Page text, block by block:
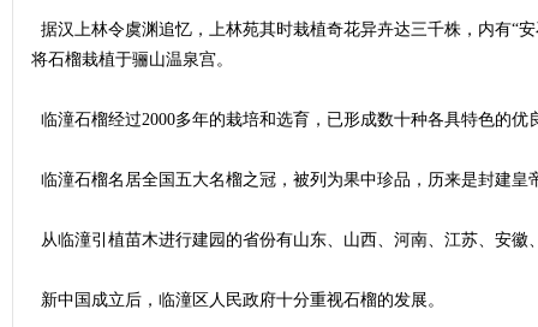
据汉上林令虞渊追忆，上林苑其时栽植奇花异卉达三千株，内有“
将石榴栽植于骊山温泉宫。
临潼石榴经过2000多年的栽培和选育，已形成数十种各具特色的优
临潼石榴名居全国五大名榴之冠，被列为果中珍品，历来是封建皇
从临潼引植苗木进行建园的省份有山东、山西、河南、江苏、安徽
新中国成立后，临潼区人民政府十分重视石榴的发展。